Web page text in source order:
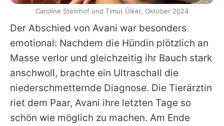
Der Abschied von Avani war besonders
emotional: Nachdem die Hündin plötzlich an
Masse verlor und gleichzeitig ihr Bauch stark
anschwoll, brachte ein Ultraschall die
niederschmetternde Diagnose. Die Tierärztin
riet dem Paar, Avani ihre letzten Tage so
schön wie möglich zu machen. Am Ende
Caroline Steinhof und Timur Ülker, Oktober 2024